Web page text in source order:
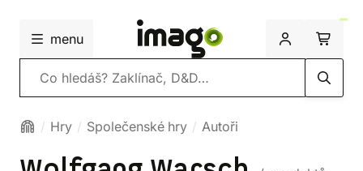
menu
Vyhledávání
Hry Společenské hry Autoři